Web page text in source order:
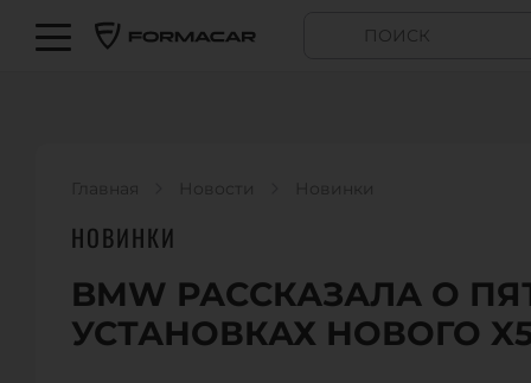
Главная Новости Новинки
НОВИНКИ
BMW РАССКАЗАЛА О
УСТАНОВКАХ НОВОГО